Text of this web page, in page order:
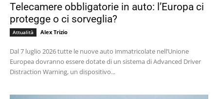
Telecamere obbligatorie in auto: l’Europa ci
protegge o ci sorveglia?
Attualità Alex Trizio
Dal 7 luglio 2026 tutte le nuove auto immatricolate nell’Unione
Europea dovranno essere dotate di un sistema di Advanced Driver
Distraction Warning, un dispositivo...